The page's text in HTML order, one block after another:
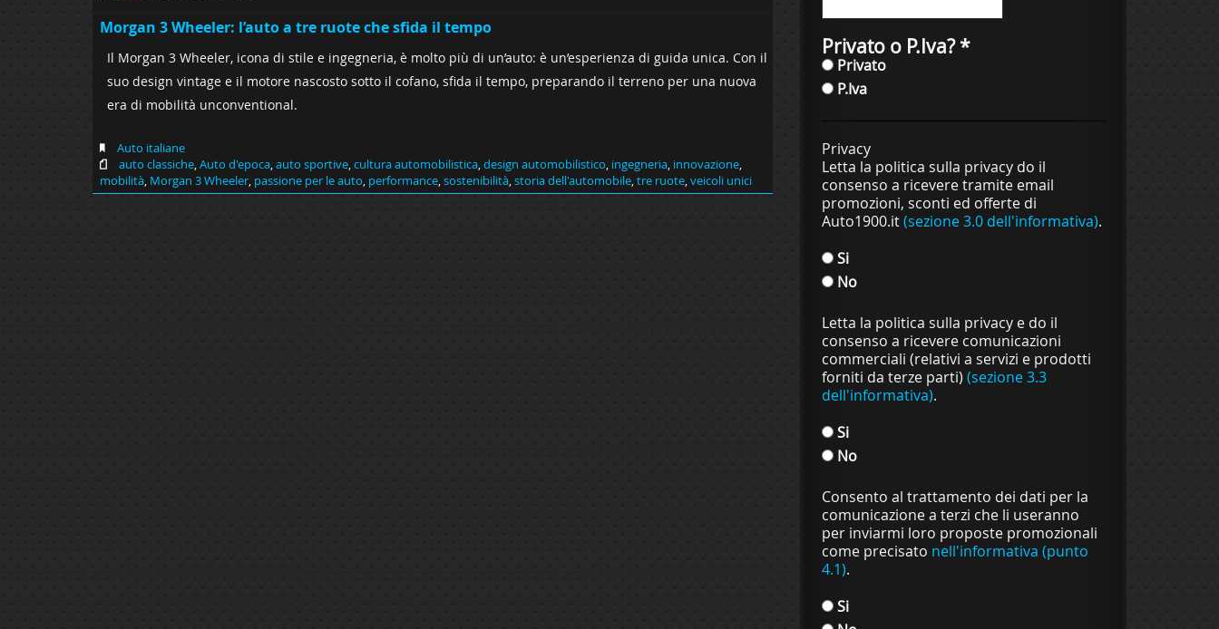
Morgan 3 Wheeler: l’auto a tre ruote che sfida il tempo
Il Morgan 3 Wheeler, icona di stile e ingegneria, è molto più di un’auto: è un’esperienza di guida unica. Con il
suo design vintage e il motore nascosto sotto il cofano, sfida il tempo, preparando il terreno per una nuova
era di mobilità unconventional.
Auto italiane
auto classiche,Auto d'epoca,auto sportive,cultura automobilistica,design automobilistico, ingegneria, innovazione,
mobilità, Morgan 3 Wheeler, passione per le auto, performance,sostenibilità,storia dell'automobile,tre ruote,veicoli unici
Privato o P.Iva?*
Privato
P.Iva
Privacy
Letta la politica sulla privacy do il
consenso a ricevere tramite email
promozioni, sconti ed offerte di
Auto1900.it(sezione 3.0 dell'informativa).
Si
No
Letta la politica sulla privacy e do il
consenso a ricevere comunicazioni
commerciali (relativi a servizi e prodotti
forniti da terze parti) (sezione 3.3
dell'informativa).
Si
No
Consento al trattamento dei dati per la
comunicazione a terzi che li useranno
per inviarmi loro proposte promozionali
come precisato nell'informativa (punto
4.1).
Si